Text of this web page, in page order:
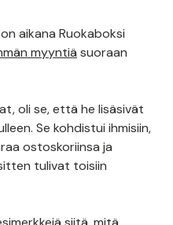
aikana Ruokaboksi
myyntiä suoraan
oli se, että he lisäsivät
Se kohdistui ihmisiin,
ostoskoriinsa ja
tulivat toisiin